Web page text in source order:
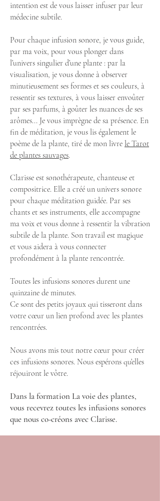
intention est de vous laisser infuser par leur
médecine subtile.
Pour chaque infusion sonore, je vous guide,
par ma voix, pour vous plonger dans
l’univers singulier d’une plante : par la
visualisation, je vous donne à observer
minutieusement ses formes et ses couleurs, à
ressentir ses textures, à vous laisser envoûter
par ses parfums, à goûter les nuances de ses
arômes... Je vous imprègne de sa présence. En
fin de méditation, je vous lis également le
poème de la plante, tiré de mon livre le Tarot
de plantes sauvages.
Clarisse est sonothérapeute, chanteuse et
compositrice. Elle a créé un univers sonore
pour chaque méditation guidée. Par ses
chants et ses instruments, elle accompagne
ma voix et vous donne à ressentir la vibration
subtile de la plante. Son travail est magique
et vous aidera à vous connecter
profondément à la plante rencontrée.
Toutes les infusions sonores durent une
quinzaine de minutes.
Ce sont des petits joyaux qui tisseront dans
votre cœur un lien profond avec les plantes
rencontrées.
Nous avons mis tout notre cœur pour créer
ces infusions sonores. Nous espérons qu’elles
réjouiront le vôtre.
Dans la formation La voie des plantes,
vous recevrez toutes les infusions sonores
que nous co-créons avec Clarisse.